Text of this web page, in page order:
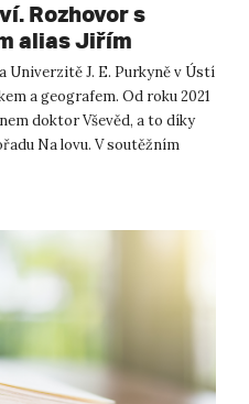
Rozhovor s
alias Jiřím
Univerzitě J. E. Purkyně v Ústí
a geografem. Od roku 2021
doktor Vševěd, a to díky
Na lovu. V soutěžním